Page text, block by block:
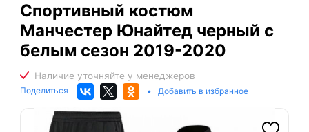
Спортивный костюм
Манчестер Юнайтед черный с
белым сезон 2019-2020
Поделиться • Добавить в избранное